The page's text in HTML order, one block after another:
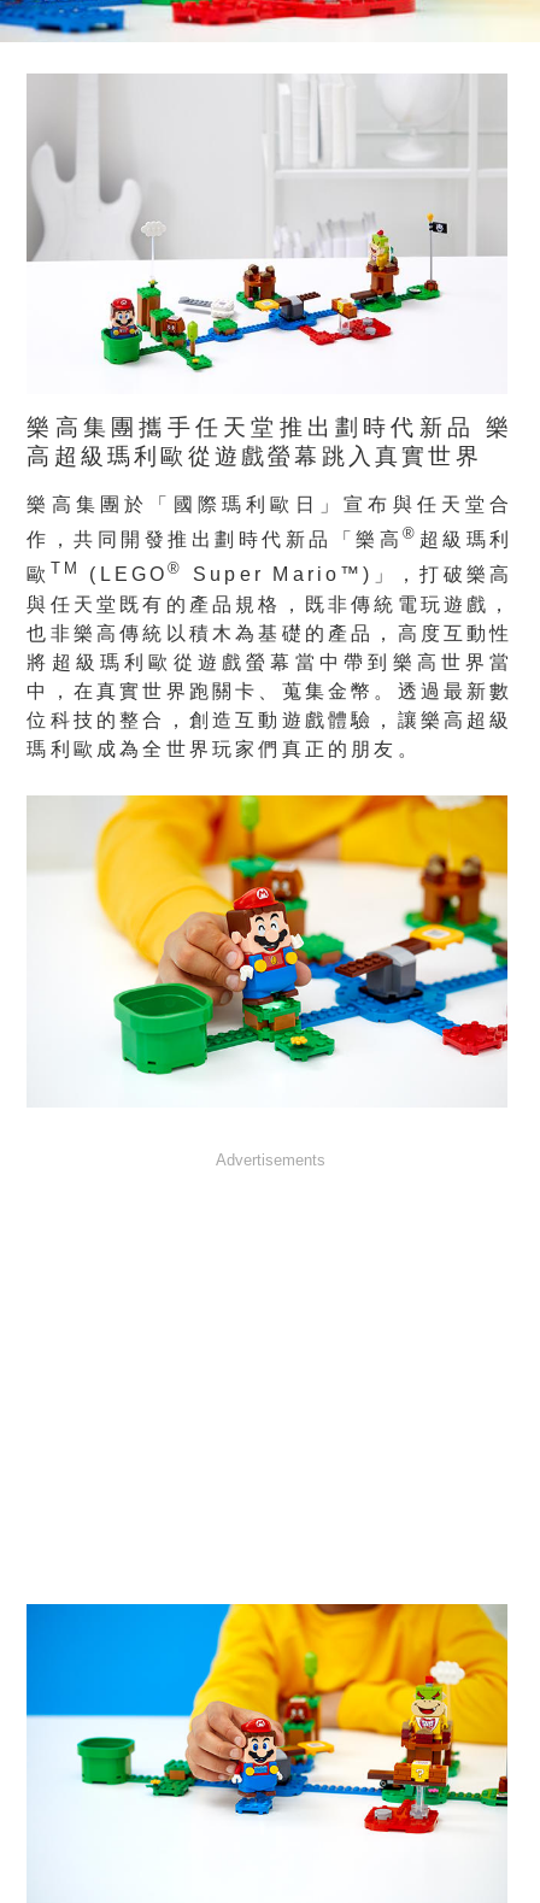
樂高集團攜手任天堂推出劃時代新品 樂
高超級瑪利歐從遊戲螢幕跳入真實世界
樂高集團於「國際瑪利歐日」宣布與任天堂合
作，共同開發推出劃時代新品「樂高® 超級瑪利
歐 TM (LEGO® Super Mario™)」，打破樂高
與任天堂既有的產品規格，既非傳統電玩遊戲，
也非樂高傳統以積木為基礎的產品，高度互動性
將超級瑪利歐從遊戲螢幕當中帶到樂高世界當
中，在真實世界跑關卡、蒐集金幣。透過最新數
位科技的整合，創造互動遊戲體驗，讓樂高超級
瑪利歐成為全世界玩家們真正的朋友。
Advertisements